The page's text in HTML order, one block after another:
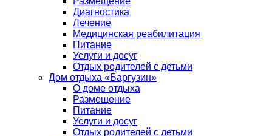
Диагностика
Лечение
Медицинская реабилитация
Питание
Услуги и досуг
Отдых родителей с детьми
Дом отдыха «Баргузин»
О доме отдыха
Размещение
Питание
Услуги и досуг
Отдых родителей с детьми